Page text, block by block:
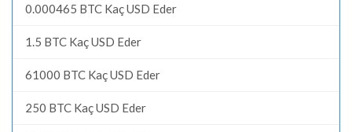
0.000465 BTC Kaç USD Eder
1.5 BTC Kaç USD Eder
61000 BTC Kaç USD Eder
250 BTC Kaç USD Eder